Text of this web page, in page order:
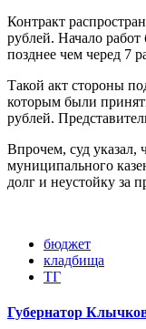
Контракт
рублей. Начало работ
позднее чем черед 7
Такой акт стороны
которым были
рублей.
Впрочем, суд указал,
муниципального
долг и неустойку за
бюджет
кладбища
ТГ
Губернатор